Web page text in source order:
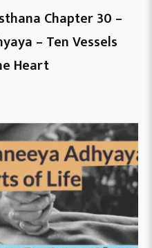
Chapter 30 –
– Ten Vessels
Heart